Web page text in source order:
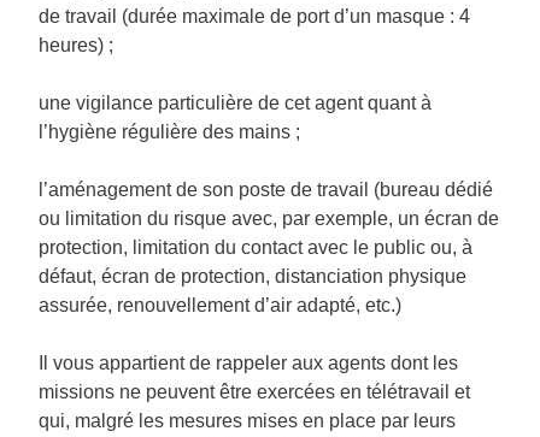
de travail (durée maximale de port d’un masque : 4
heures) ;
une vigilance particulière de cet agent quant à
l’hygiène régulière des mains ;
l’aménagement de son poste de travail (bureau dédié
ou limitation du risque avec, par exemple, un écran de
protection, limitation du contact avec le public ou, à
défaut, écran de protection, distanciation physique
assurée, renouvellement d’air adapté, etc.)
Il vous appartient de rappeler aux agents dont les
missions ne peuvent être exercées en télétravail et
qui, malgré les mesures mises en place par leurs